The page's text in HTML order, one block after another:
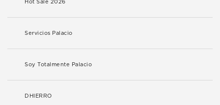
Hot Sale 2026
Servicios Palacio
Soy Totalmente Palacio
DHIERRO